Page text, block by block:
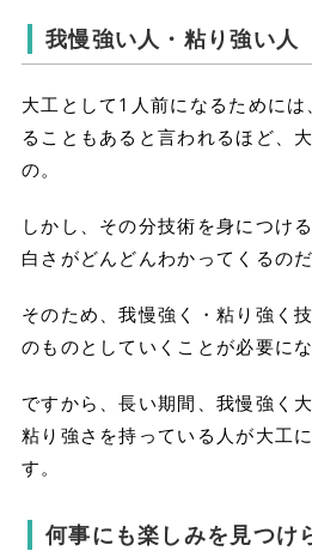
我慢強い人・粘り強い人
大工として1人前になるために
ることもあると言われるほど、
の。
しかし、その分技術を身につけ
白さがどんどんわかってくるのだ
そのため、我慢強く・粘り強く
のものとしていくことが必要にな
ですから、長い期間、我慢強く
粘り強さを持っている人が大工
す。
何事にも楽しみを見つけ